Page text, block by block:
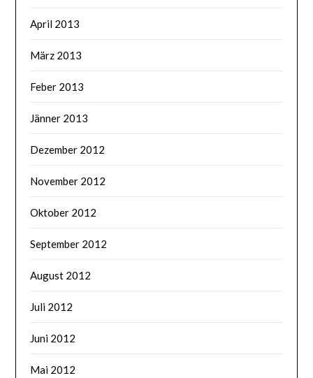
April 2013
März 2013
Feber 2013
Jänner 2013
Dezember 2012
November 2012
Oktober 2012
September 2012
August 2012
Juli 2012
Juni 2012
Mai 2012